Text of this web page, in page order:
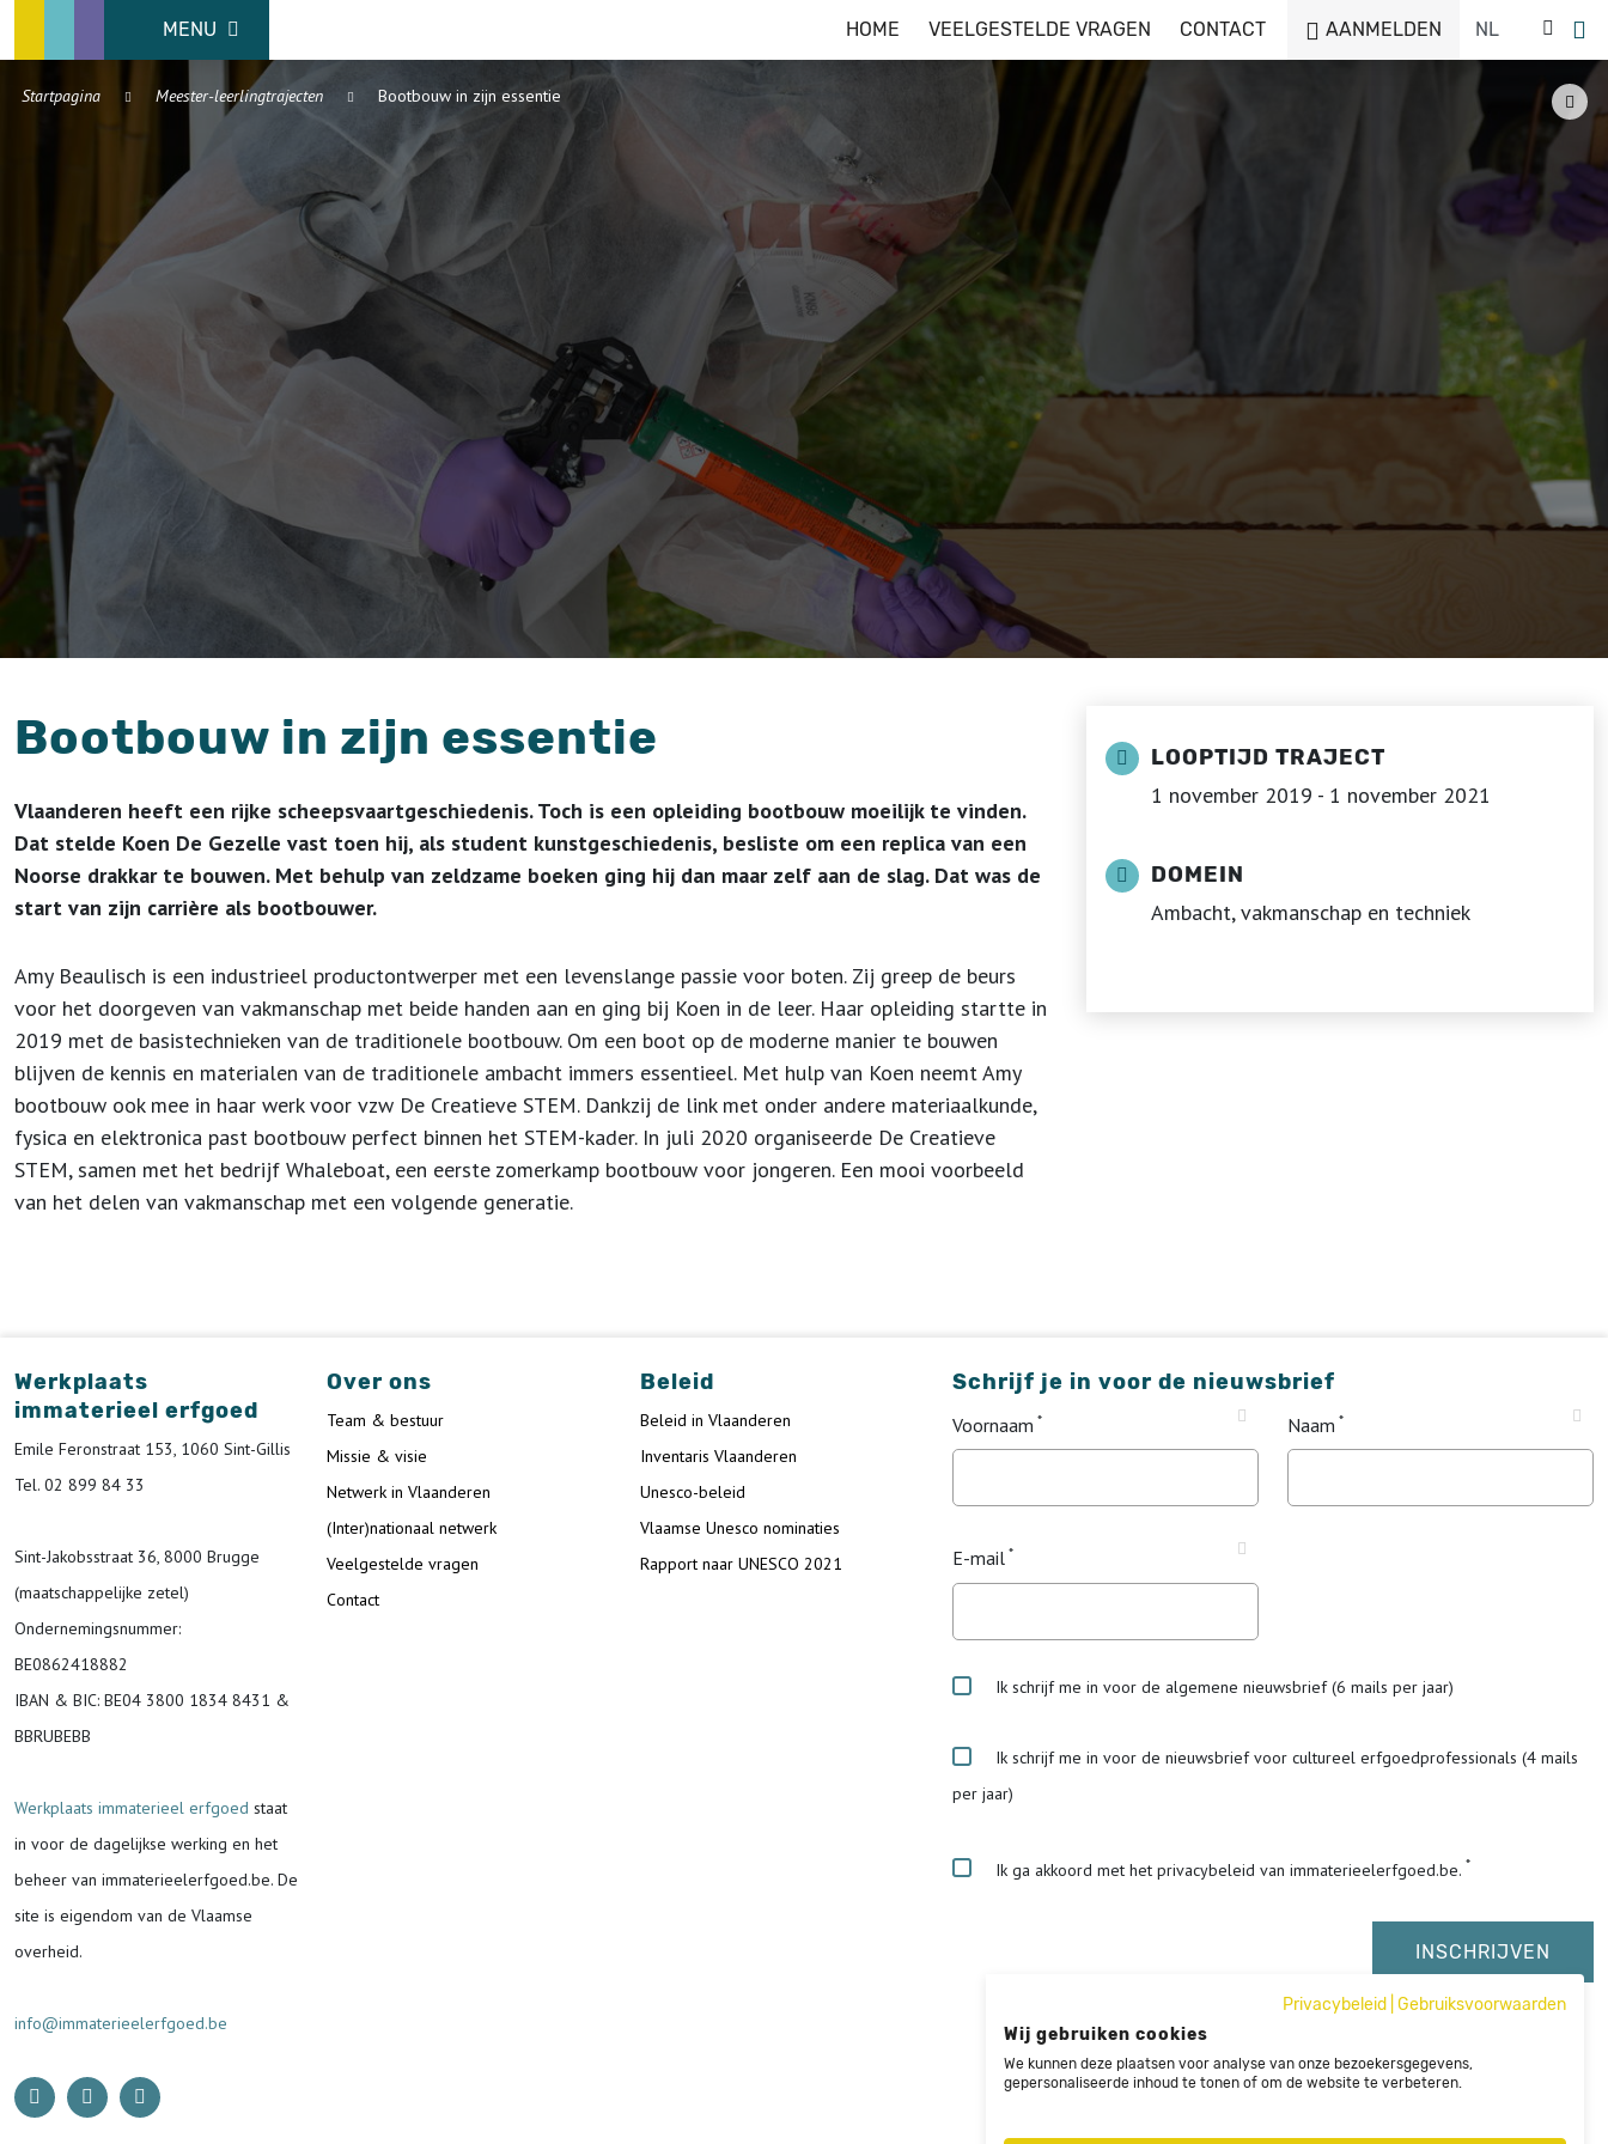
MENU HOME VEELGESTELDE VRAGEN CONTACT AANMELDEN
Startpagina Meester-leerlingtrajecten Bootbouw in zijn essentie
Bootbouw in zijn essentie
Vlaanderen heeft een rijke scheepsvaartgeschiedenis. Toch is een opleiding bootbouw moeilijk te vinden.
Dat stelde Koen De Gezelle vast toen hij, als student kunstgeschiedenis, besliste om een replica van een
Noorse drakkar te bouwen. Met behulp van zeldzame boeken ging hij dan maar zelf aan de slag. Dat was de
start van zijn carrière als bootbouwer.
Amy Beaulisch is een industrieel productontwerper met een levenslange passie voor boten. Zij greep de beurs
voor het doorgeven van vakmanschap met beide handen aan en ging bij Koen in de leer. Haar opleiding startte in
2019 met de basistechnieken van de traditionele bootbouw. Om een boot op de moderne manier te bouwen
blijven de kennis en materialen van de traditionele ambacht immers essentieel. Met hulp van Koen neemt Amy
bootbouw ook mee in haar werk voor vzw De Creatieve STEM. Dankzij de link met onder andere materiaalkunde,
fysica en elektronica past bootbouw perfect binnen het STEM-kader. In juli 2020 organiseerde De Creatieve
STEM, samen met het bedrijf Whaleboat, een eerste zomerkamp bootbouw voor jongeren. Een mooi voorbeeld
van het delen van vakmanschap met een volgende generatie.
LOOPTIJD TRAJECT
1 november 2019 - 1 november 2021
DOMEIN
Ambacht, vakmanschap en techniek
Werkplaats
immaterieel erfgoed
Emile Feronstraat 153, 1060 Sint-Gillis
Tel. 02 899 84 33
Sint-Jakobsstraat 36, 8000 Brugge
(maatschappelijke zetel)
Ondernemingsnummer:
BE0862418882
IBAN & BIC: BE04 3800 1834 8431 &
BBRUBEBB
Werkplaats immaterieel erfgoed staat
in voor de dagelijkse werking en het
beheer van immaterieelerfgoed.be. De
site is eigendom van de Vlaamse
overheid.
info@immaterieelerfgoed.be
Over ons
Team & bestuur
Missie & visie
Netwerk in Vlaanderen
(Inter)nationaal netwerk
Veelgestelde vragen
Contact
Beleid
Beleid in Vlaanderen
Inventaris Vlaanderen
Unesco-beleid
Vlaamse Unesco nominaties
Rapport naar UNESCO 2021
Schrijf je in voor de nieuwsbrief
Voornaam Naam
E-mail
Ik schrijf me in voor de algemene nieuwsbrief (6 mails per jaar)
Ik schrijf me in voor de nieuwsbrief voor cultureel erfgoedprofessionals (4 mails
per jaar)
Ik ga akkoord met het privacybeleid van immaterieelerfgoed.be.
Privacybeleid
Gebruiksvoorwaarden
Wij gebruiken cookies
We kunnen deze plaatsen voor analyse van onze bezoekersgegevens,
gepersonaliseerde inhoud te tonen of om de website te verbeteren.